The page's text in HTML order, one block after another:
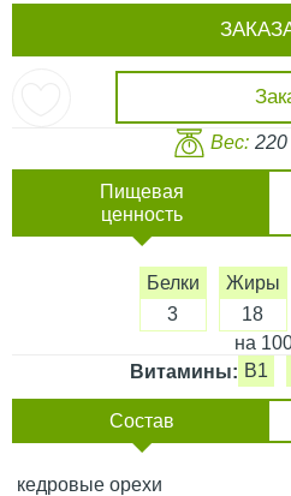
Вес: 220
Пищевая
ценность
Белки
3
Жиры
18
на
Витамины: B1
Состав
кедровые орехи